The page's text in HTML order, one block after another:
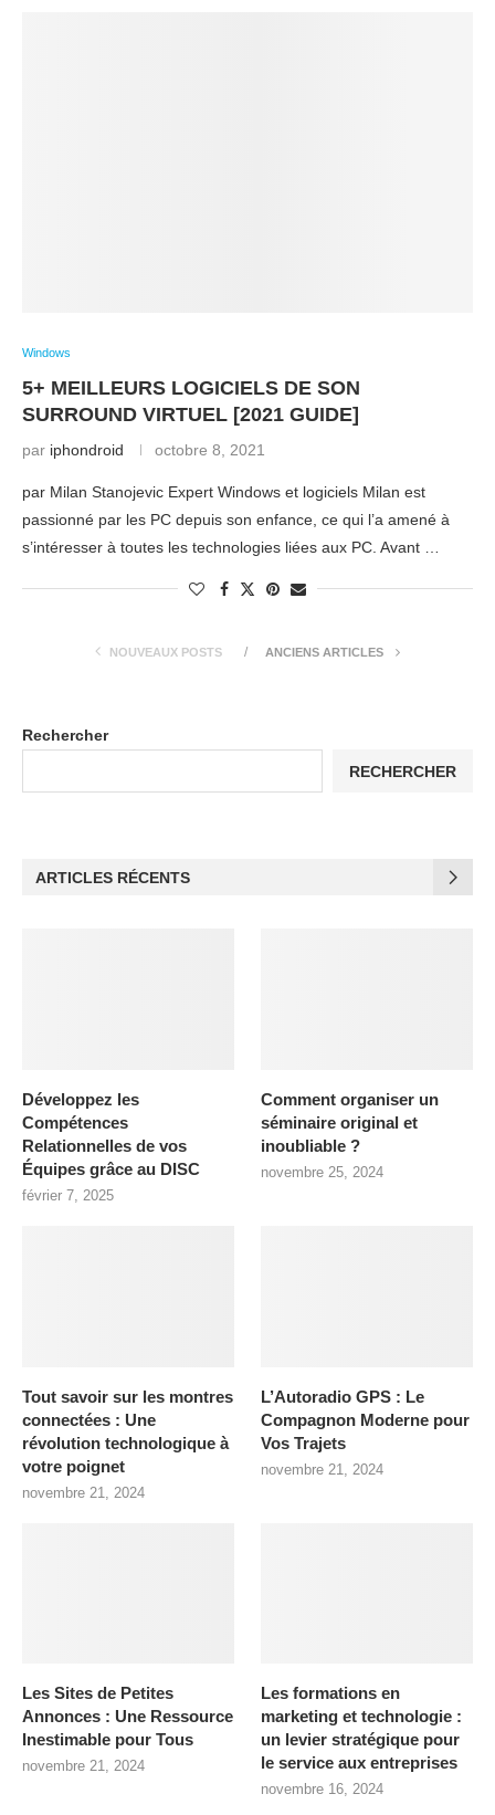
Windows
5+ MEILLEURS LOGICIELS DE SON
SURROUND VIRTUEL [2021 GUIDE]
par iphondroid octobre 8, 2021
par Milan Stanojevic Expert Windows et logiciels Milan est
passionné par les PC depuis son enfance, ce qui l’a amené à
s’intéresser à toutes les technologies liées aux PC. Avant …
NOUVEAUX POSTS ANCIENS ARTICLES
Rechercher
RECHERCHER
ARTICLES RÉCENTS
Développez les
Compétences
Relationnelles de vos
Équipes grâce au DISC
février 7, 2025
Comment organiser un
séminaire original et
inoubliable ?
novembre 25, 2024
Tout savoir sur les montres
connectées : Une
révolution technologique à
votre poignet
novembre 21, 2024
L’Autoradio GPS : Le
Compagnon Moderne pour
Vos Trajets
novembre 21, 2024
Les Sites de Petites
Annonces : Une Ressource
Inestimable pour Tous
novembre 21, 2024
Les formations en
marketing et technologie :
un levier stratégique pour
le service aux entreprises
novembre 16, 2024